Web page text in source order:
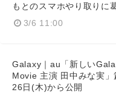
もとのスマホやり取りに
3/6 11:00
Galaxy｜au「新しい
Movie 主演 田中みな実」
26日(木)から公開